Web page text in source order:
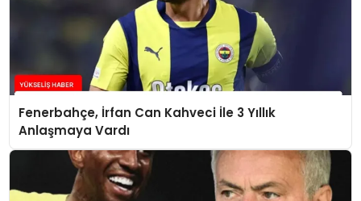
Fenerbahçe, İrfan Can Kahveci İle 3 Yıllık
Anlaşmaya Vardı